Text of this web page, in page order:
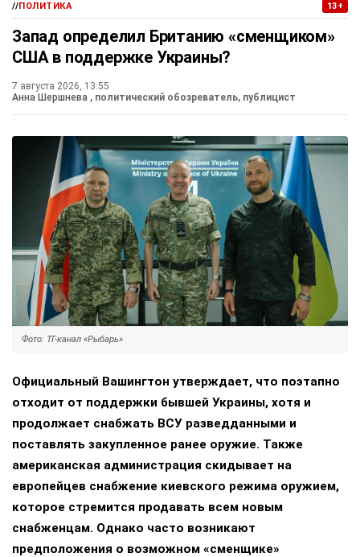
//ПОЛИТИКА 13+
Запад определил Британию «сменщиком»
США в поддержке Украины?
7 августа 2026, 13:55
Анна Шершнева , политический обозреватель, публицист
Фото: ТГ-канал «Рыбарь»
Официальный Вашингтон утверждает, что поэтапно
отходит от поддержки бывшей Украины, хотя и
продолжает снабжать ВСУ разведданными и
поставлять закупленное ранее оружие. Также
американская администрация скидывает на
европейцев снабжение киевского режима оружием,
которое стремится продавать всем новым
снабженцам. Однако часто возникают
предположения о возможном «сменщике»